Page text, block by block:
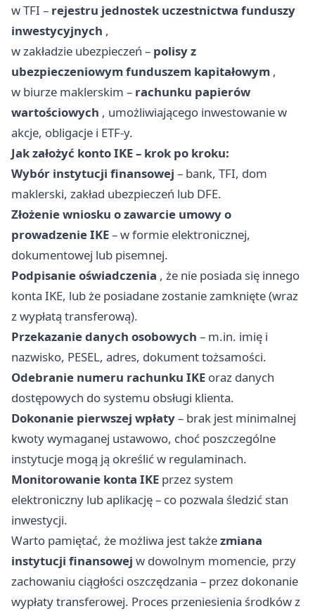
w TFI – rejestru jednostek uczestnictwa funduszy
inwestycyjnych ,
w zakładzie ubezpieczeń – polisy z
ubezpieczeniowym funduszem kapitałowym ,
w biurze maklerskim – rachunku papierów
wartościowych , umożliwiającego inwestowanie w
akcje, obligacje i ETF-y.
Jak założyć konto IKE – krok po kroku:
Wybór instytucji finansowej – bank, TFI, dom
maklerski, zakład ubezpieczeń lub DFE.
Złożenie wniosku o zawarcie umowy o
prowadzenie IKE– w formie elektronicznej,
dokumentowej lub pisemnej.
Podpisanie oświadczenia , że nie posiada się innego
konta IKE, lub że posiadane zostanie zamknięte (wraz
z wypłatą transferową).
Przekazanie danych osobowych – m.in. imię i
nazwisko, PESEL, adres, dokument tożsamości.
Odebranie numeru rachunku IKE oraz danych
dostępowych do systemu obsługi klienta.
Dokonanie pierwszej wpłaty– brak jest minimalnej
kwoty wymaganej ustawowo, choć poszczególne
instytucje mogą ją określić w regulaminach.
Monitorowanie konta IKE przez system
elektroniczny lub aplikację – co pozwala śledzić stan
inwestycji.
Warto pamiętać, że możliwa jest takżezmiana
instytucji finansowej w dowolnym momencie, przy
zachowaniu ciągłości oszczędzania – przez dokonanie
wypłaty transferowej. Proces przeniesienia środków z